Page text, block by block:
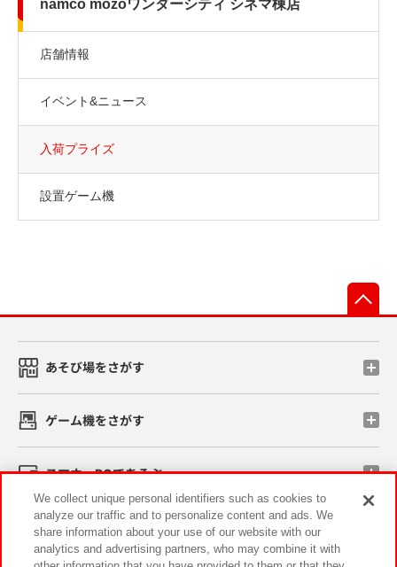
namco mozoワンダーシティ シネマ棟店
店舗情報
イベント&ニュース
入荷プライズ
設置ゲーム機
あそび場をさがす
ゲーム機をさがす
スマホ・PCであそぶ
イベント・キャンペーン
We collect unique personal identifiers such as cookies to
analyze our traffic and to personalize content and ads. We
share information about your use of our website with our
analytics and advertising partners, who may combine it with